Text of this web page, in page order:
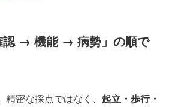
認 → 機能 → 病勢」の順で
密な採点ではなく、 起立・歩行・